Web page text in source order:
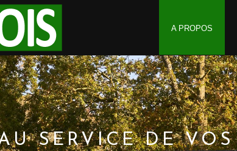
A PROPOS
SERVICE DE VOS